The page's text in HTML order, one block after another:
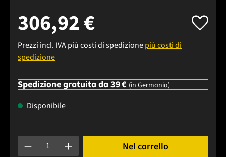
306,92 €
Prezzi incl. IVA più costi di spedizionepiù costi di
spedizione
Spedizione gratuita da 39 € (in Germania)
Disponibile
Quantità del prodotto: inserisci la quantità desiderata o
Nel carrello